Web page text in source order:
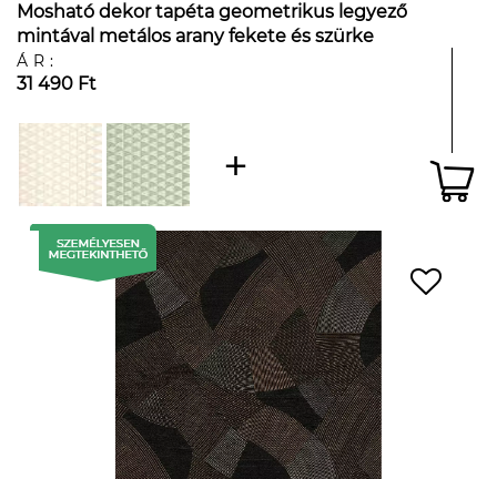
Mosható dekor tapéta geometrikus legyező
mintával metálos arany fekete és szürke
színben
ÁR:
31 490 Ft